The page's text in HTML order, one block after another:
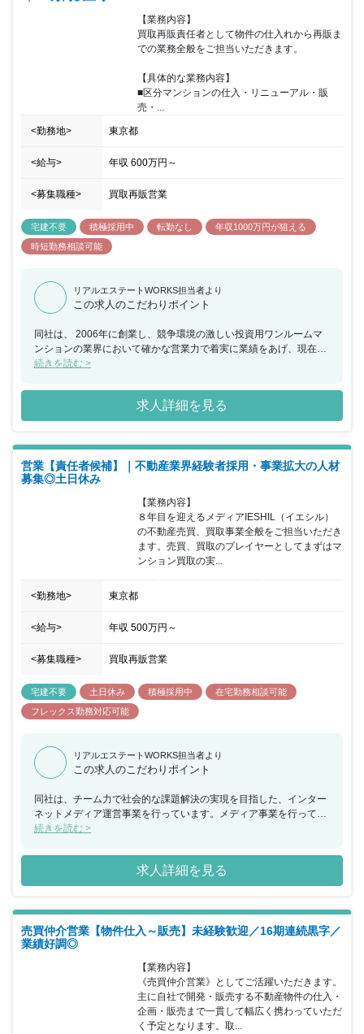
【業務内容】
買取再販責任者として物件の仕入れから再販ま
での業務全般をご担当いただきます。
【具体的な業務内容】
■区分マンションの仕入・リニューアル・販
売・...
<勤務地> 東京都
<給与> 年収 600万円 ～
<募集職種> 買取再販営業
宅建不要 積極採用中 転勤なし
年収1000万円が狙える
時短勤務相談可能
リアルエステートWORKS担当者より
この求人のこだわりポイント
同社は、 2006年に創業し、競争環境の激しい投資用ワンルームマ
ンションの業界において確かな営業力で着実に業績をあげ、現在で
は、NITOHのオリジナルマンションブランド「RELIA（リライ
能を一貫して持つ体制を築き、 管理戸数1665件 空室件数0件 入居
率100％の実績を誇っています。 今回、不動産再販事業の立ち上げ
に伴い、事業の立ち上げフェーズからお任せできる事業責任者候補
れてきたらテレアポを行うスタッフの統括、マネジメントも行い、
効率の良い業務推進を行って頂きます。 高インセンティブにより、
成果を給与に反映や事業責任者として、インセンティブ比率まで自
分で決めれる裁量を持つこともできます。 働きやすい環境として時
短勤務や産休・育休といった制度の運用、社内研修や資格取得支援
などにも力を入れています。 成長を続けている同社で経験を活かし
てご活躍いただける方を歓迎いたします。
続きを読む >
求人詳細を見る
営業【責任者候補】｜不動産業界経験者採用・事業拡大の人材
募集◎土日休み
【業務内容】
８年目を迎えるメディアIESHIL（イエシル）
の不動産売買、買取事業全般をご担当いただき
ます。売買、買取のプレイヤーとしてまずはマ
ンション買取の実...
<勤務地> 東京都
<給与> 年収 500万円 ～
<募集職種> 買取再販営業
宅建不要 土日休み 積極採用中
在宅勤務相談可能
フレックス勤務対応可能
リアルエステートWORKS担当者より
この求人のこだわりポイント
同社は、チーム力で社会的な課題解決の実現を目指した、インター
ネットメディア運営事業を行っています。メディア事業を行ってい
る 同社ですが事業として８年目を迎えるメディアIESHIL（イエシ
買、買取のプレイヤーとしてご活躍いただきながらリーダーポジシ
ョンをお任せできる方を募集することとなりました。 現在、事業部
長と担当者2名で対応していますが、買取再販事業の成長のため不
る方を求めております。今後、3年間で10名規模を計画しています
のでマネジメント経験とも活かせる環境と なります。 母体がメデ
ィア企業のため、通常の不動産会社とは違う働き方とは違った一面
もあります。今までとは違った環境で働きたい方や IT未経験でスキ
ルを身につけたい方など不動産売買を通してクライアントの課題解
決を行っていただける方を歓迎いたします。
続きを読む >
求人詳細を見る
売買仲介営業【物件仕入～販売】未経験歓迎／16期連続黒字／
業績好調◎
【業務内容】
《売買仲介営業》としてご活躍いただきます。
主に自社で開発・販売する不動産物件の仕入・
企画・販売まで一貫して幅広く携わっていただ
く予定となります。取...